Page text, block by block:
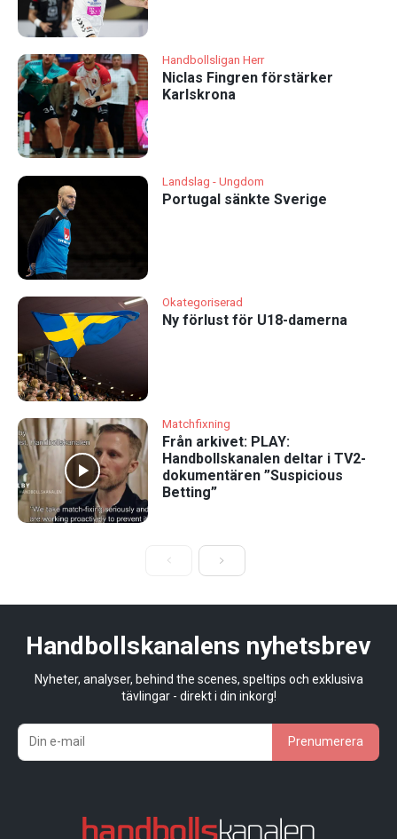
Handbollsligan Herr
Niclas Fingren förstärker
Karlskrona
Landslag - Ungdom
Portugal sänkte Sverige
Okategoriserad
Ny förlust för U18-damerna
Matchfixning
Från arkivet: PLAY:
Handbollskanalen deltar i TV2-
dokumentären ”Suspicious
Betting”
Handbollskanalens nyhetsbrev
Nyheter, analyser, behind the scenes, speltips och exklusiva
tävlingar - direkt i din inkorg!
Prenumerera